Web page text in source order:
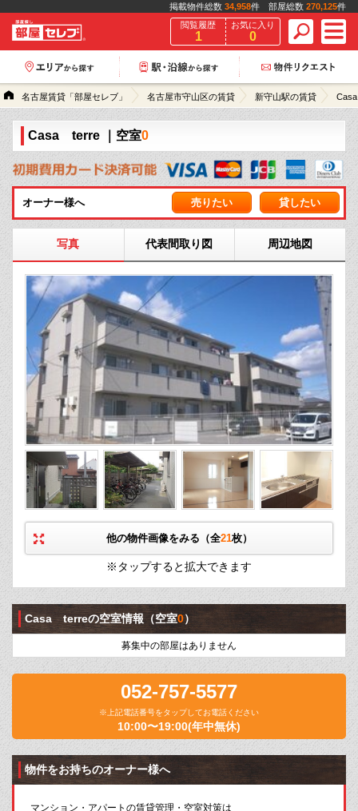
掲載物件総数 34,958件 部屋総数 270,125件
閲覧履歴
1
お気に入り
0
名古屋賃貸「部屋セレブ」 名古屋市守山区の賃貸 新守山駅の賃貸
Casa terre ｜空室0
オーナー様へ 売りたい 貸したい
写真 代表間取り図 周辺地図
他の物件画像をみる（全21枚）
※タップすると拡大できます
Casa terreの空室情報 （空室0）
募集中の部屋はありません
052-757-5577
※上記電話番号をタップしてお電話ください
10:00〜19:00(年中無休)
物件をお持ちのオーナー様へ
マンション・アパートの賃貸管理・空室対策は